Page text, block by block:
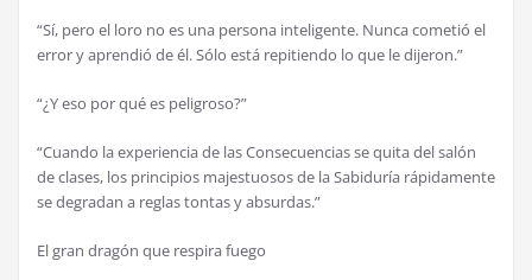
“Sí, pero el loro no es una persona inteligente. Nunca cometió el
error y aprendió de él. Sólo está repitiendo lo que le dijeron.”
“¿Y eso por qué es peligroso?”
“Cuando la experiencia de las Consecuencias se quita del salón
de clases, los principios majestuosos de la Sabiduría rápidamente
se degradan a reglas tontas y absurdas.”
El gran dragón que respira fuego